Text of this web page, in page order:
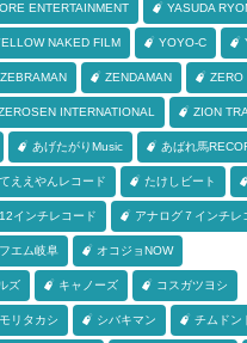
ENTERTAINMENT YASUDA
NAKED FILM YOYO-C
ZEBRAMAN ZENDAMAN ZERO
INTERNATIONAL ZION
あげたがりMusic あばれ馬
ええやんレコード たけしビート
インチレコード アナログ７インチレ
エム岐阜 オコジョNOW
ズ キャノーズ コスガツヨシ
リタカシ シバキマン チムドン